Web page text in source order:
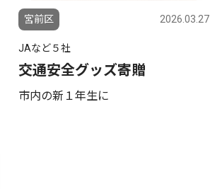
宮前区 2026.03.27
JAなど５社
交通安全グッズ寄贈
市内の新１年生に